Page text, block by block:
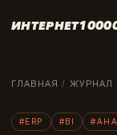
ГЛАВНАЯ / ЖУРНАЛ
#ERP #BI